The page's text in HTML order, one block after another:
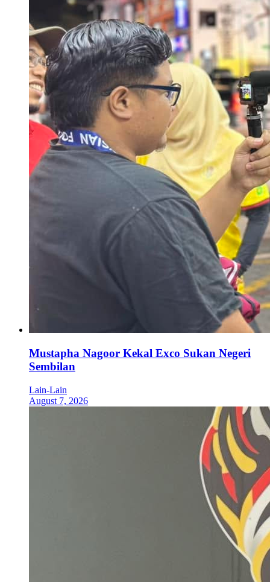
Mustapha Nagoor Kekal Exco Sukan Negeri
Sembilan
Lain-Lain
August 7, 2026